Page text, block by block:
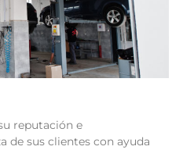
reputación e
de sus clientes con ayuda